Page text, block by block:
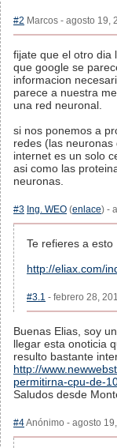
#2 Marcos - agosto 19,
fijate que el otro dia
que google se
informacion
parece a nuestra
una red neuronal.
si nos ponemos a
redes (las
internet es un solo
asi como las
neuronas.
#3 Ing. WEO (enlace) -
Te refieres a esto
http://eliax.com/
#3.1 - febrero 28,
Buenas Elias, soy
llegar esta onoticia
resulto bastante
http://
permitirna-cpu-de-
Saludos desde
#4Anónimo - agosto